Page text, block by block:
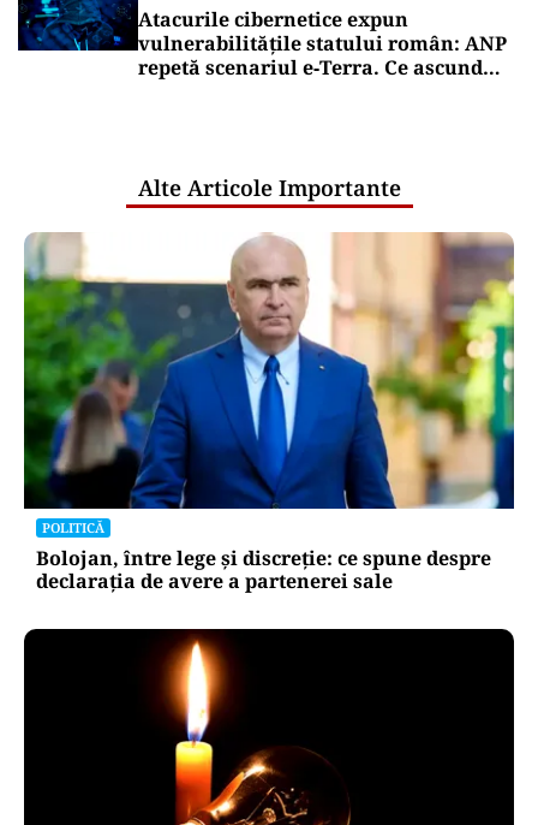
Atacurile cibernetice expun
vulnerabilitățile statului român: ANP
repetă scenariul e‑Terra. Ce ascund
Alte Articole Importante
POLITICĂ
Bolojan, între lege și discreție: ce spune despre
declarația de avere a partenerei sale